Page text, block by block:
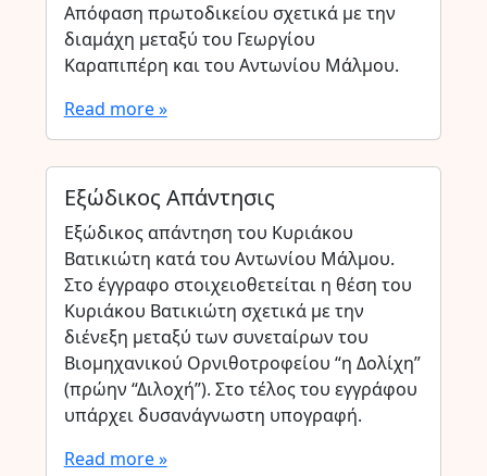
Απόφαση πρωτοδικείου σχετικά με την
διαμάχη μεταξύ του Γεωργίου
Καραπιπέρη και του Αντωνίου Μάλμου.
Read more »
Εξώδικος Απάντησις
Εξώδικος απάντηση του Κυριάκου
Βατικιώτη κατά του Αντωνίου Μάλμου.
Στο έγγραφο στοιχειοθετείται η θέση του
Κυριάκου Βατικιώτη σχετικά με την
διένεξη μεταξύ των συνεταίρων του
Βιομηχανικού Ορνιθοτροφείου “η Δολίχη”
(πρώην “Διλοχή”). Στο τέλος του εγγράφου
υπάρχει δυσανάγνωστη υπογραφή.
Read more »